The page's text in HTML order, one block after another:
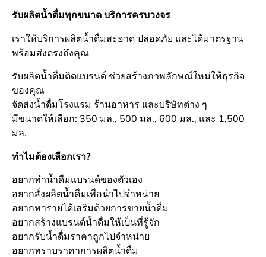
รับผลิตน้ำดื่มทุกขนาด บริการครบวงจร
เราให้บริการผลิตน้ำดื่มสะอาด ปลอดภัย และได้มาตรฐาน
พร้อมส่งตรงถึงคุณ
รับผลิตน้ำดื่มติดแบรนด์ ช่วยสร้างภาพลักษณ์ใหม่ให้ธุรกิจ
ของคุณ
จัดส่งน้ำดื่มโรงแรม ร้านอาหาร และบริษัทต่าง ๆ
มีขนาดให้เลือก: 350 มล., 500 มล., 600 มล., และ 1,500
มล.
ทำไมต้องเลือกเรา?
อยากทำน้ำดื่มแบรนด์ของตัวเอง
อยากสั่งผลิตน้ำดื่มเพื่อนำไปจำหน่าย
อยากหารายได้เสริมด้วยการขายน้ำดื่ม
อยากสร้างแบรนด์น้ำดื่มให้เป็นที่รู้จัก
อยากรับน้ำดื่มราคาถูกไปจำหน่าย
อยากทราบราคาการผลิตน้ำดื่ม